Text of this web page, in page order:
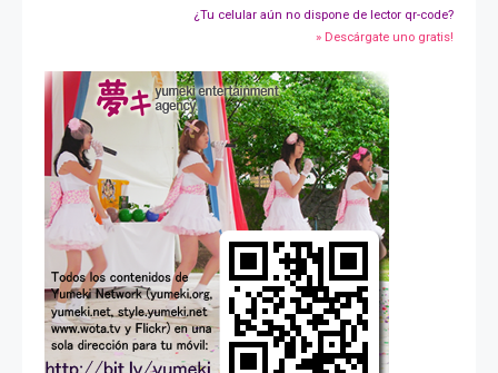
¿Tu celular aún no dispone de lector qr-code?
» Descárgate uno gratis!